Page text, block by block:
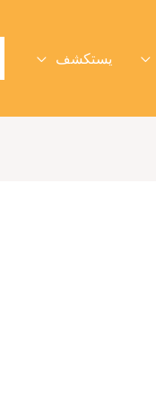
يستكشف